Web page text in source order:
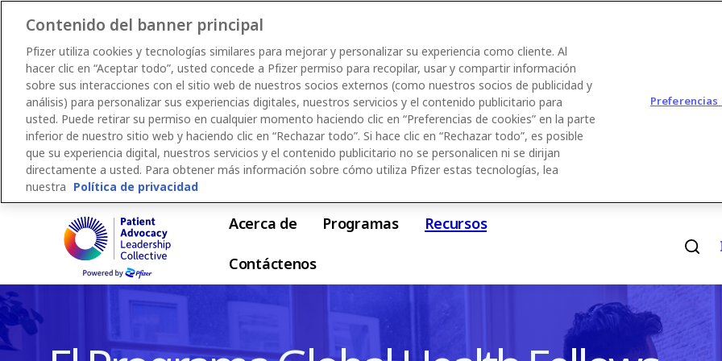
content
Acerca de Programas
Recursos
Contáctenos
Contenido del banner principal
Pfizer utiliza cookies y tecnologías similares para mejorar y personalizar su experiencia como cliente. Al
hacer clic en “Aceptar todo”, usted concede a Pfizer permiso para recopilar, usar y compartir información
sobre sus interacciones con el sitio web de nuestros socios externos (como nuestros socios de publicidad y
análisis) para personalizar sus experiencias digitales, nuestros servicios y el contenido publicitario para
usted. Puede retirar su permiso en cualquier momento haciendo clic en “Preferencias de cookies” en la parte
inferior de nuestro sitio web y haciendo clic en “Rechazar todo”. Si hace clic en “Rechazar todo”, es posible
que su experiencia digital, nuestros servicios y el contenido publicitario no se personalicen ni se dirijan
directamente a usted. Para obtener más información sobre cómo utiliza Pfizer estas tecnologías, lea
nuestra Política de privacidad
Preferencias